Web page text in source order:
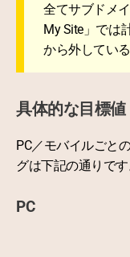
全てサブドメ
My Site」では
から外している
具体的な目標値
PC／モバイルごと
グは下記の通りです
PC